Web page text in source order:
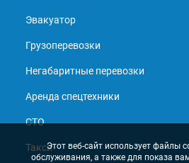
Эвакуатор
Грузоперевозки
Негабаритные перевозки
Аренда спецтехники
СТО
ТаксиЭтот веб-сайт использует файлы
обслуживания, а также для показа